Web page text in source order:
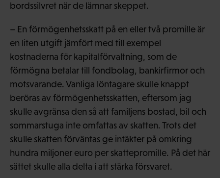
bordssilvret när de lämnar skeppet.
– En förmögenhetsskatt på en eller två promille är
en liten utgift jämfört med till exempel
kostnaderna för kapitalförvaltning, som de
förmögna betalar till fondbolag, bankirfirmor och
motsvarande. Vanliga löntagare skulle knappt
beröras av förmögenhetsskatten, eftersom jag
skulle avgränsa den så att familjens bostad, bil och
sommarstuga inte omfattas av skatten. Trots det
skulle skatten förväntas ge intäkter på omkring
hundra miljoner euro per skattepromille. På det här
sättet skulle alla delta i att stärka försvaret.